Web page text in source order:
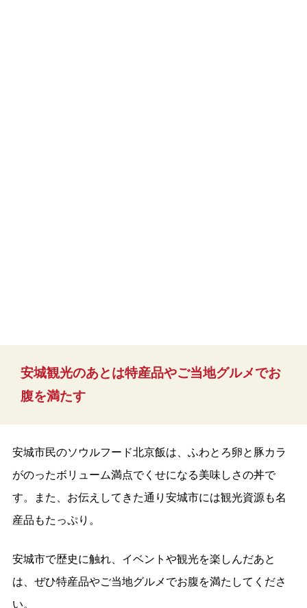
安城観光のあとは特産品やご当地グルメでお
腹を満たす
安城市民のソウルフード北京飯は、ふわとろ卵と豚カラ
がのったボリューム満点でくせになる美味しさの丼で
す。また、お伝えしてきた通り安城市には観光資源も名
産品もたっぷり。
安城市で歴史に触れ、イベントや観光を楽しんだあと
は、ぜひ特産品やご当地グルメでお腹を満たしてくださ
い。